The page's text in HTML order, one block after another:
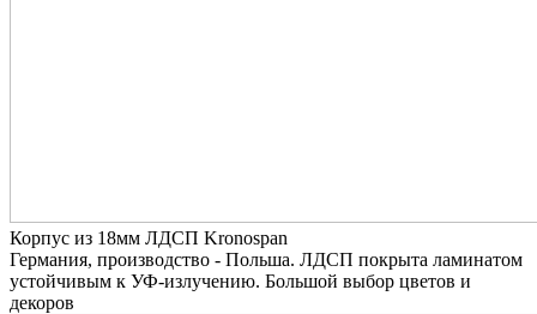
Корпус из 18мм ЛДСП Kronospan
Германия, производство - Польша. ЛДСП покрыта ламинатом
устойчивым к УФ-излучению. Большой выбор цветов и
декоров